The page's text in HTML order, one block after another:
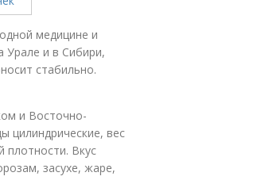
медицине и
Урале и в Сибири,
стабильно.
и Восточно-
цилиндрические, вес
Вкус
засухе, жаре,